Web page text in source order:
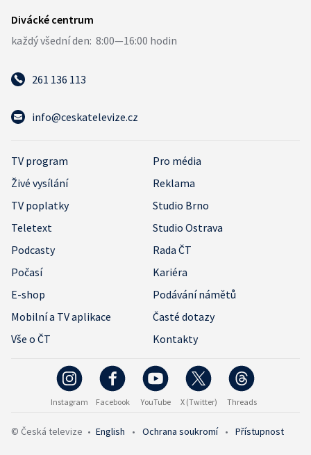
261 136 113
info@ceskatelevize.cz
TV program
Pro média
Živé vysílání
Reklama
TV poplatky
Studio Brno
Teletext
Studio Ostrava
Podcasty
Rada ČT
Počasí
Kariéra
E-shop
Podávání námětů
Mobilní a TV aplikace
Časté dotazy
Vše o ČT
Kontakty
Instagram Facebook YouTube X (Twitter) Threads
© Česká televize • English • Ochrana soukromí • Přístupnost